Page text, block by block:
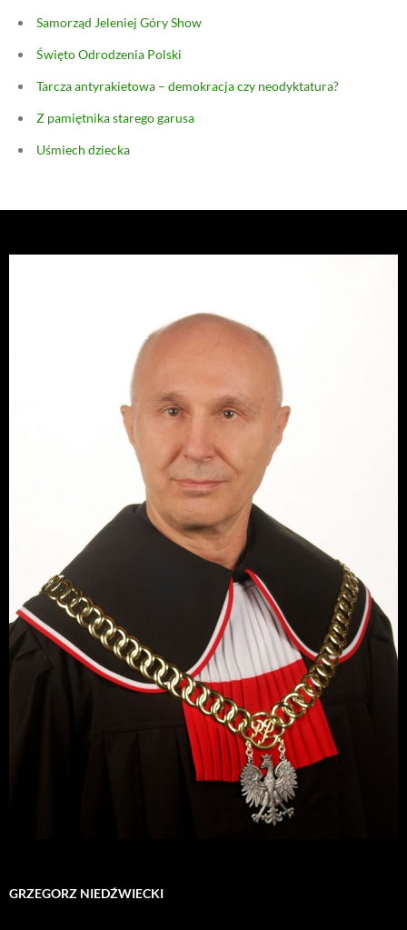
Samorząd Jeleniej Góry Show
Święto Odrodzenia Polski
Tarcza antyrakietowa – demokracja czy neodyktatura?
Z pamiętnika starego garusa
Uśmiech dziecka
GRZEGORZ NIEDŹWIECKI